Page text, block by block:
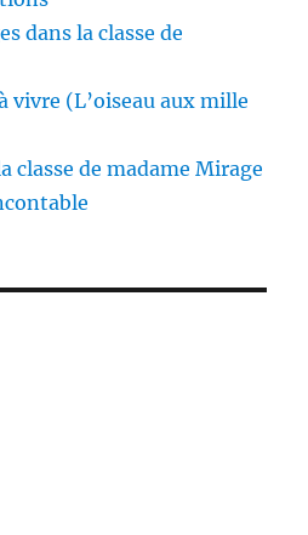
dans la classe de
vivre (L’oiseau aux mille
classe de madame Mirage